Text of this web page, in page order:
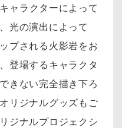
ャラクターによって
光の演出によって
プされる火影岩をお
登場するキャラクタ
きない完全描き下ろ
リジナルグッズもご
ジナルプロジェクシ